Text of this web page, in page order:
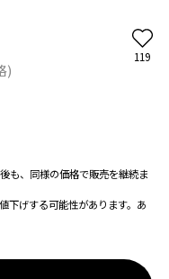
)
119
も、同様の価格で販売を継続ま
下げする可能性があります。あ